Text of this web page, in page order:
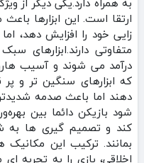
ارتقا است. این ابزارها
زایی خود را افزایش دهد،
متفاوتی دارند.ابزارهای
درآمد می‌ شوند و آسیب
که ابزارهای سنگین‌ تر و
دهند اما باعث صدمه
شود بازیکن دائما بین
کند و تصمیم‌ گیری‌ ها به
بمانند. ترکیب این
اخلاقی، بازی را به تجربه‌